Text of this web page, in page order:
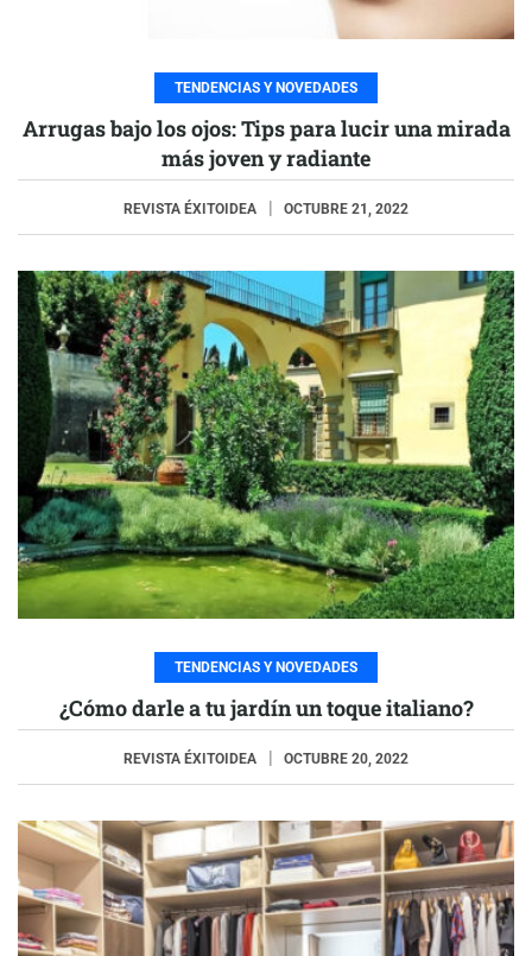
TENDENCIAS Y NOVEDADES
Arrugas bajo los ojos: Tips para lucir una mirada
más joven y radiante
REVISTA ÉXITOIDEA OCTUBRE 21, 2022
TENDENCIAS Y NOVEDADES
¿Cómo darle a tu jardín un toque italiano?
REVISTA ÉXITOIDEA OCTUBRE 20, 2022